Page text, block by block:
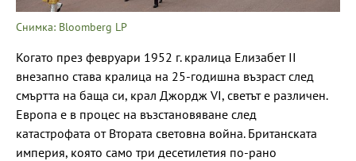
Снимка: Bloomberg LP
Когато през февруари 1952 г. кралица Елизабет II
внезапно става кралица на 25-годишна възраст след
смъртта на баща си, крал Джордж VI, светът е различен.
Европа е в процес на възстановяване след
катастрофата от Втората световна война. Британската
империя, която само три десетилетия по-рано